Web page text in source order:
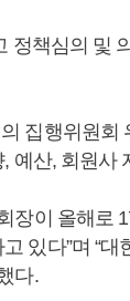
정책심의 및
집행위원회
예산, 회원사
장이 올해로
있다”며 “
다.